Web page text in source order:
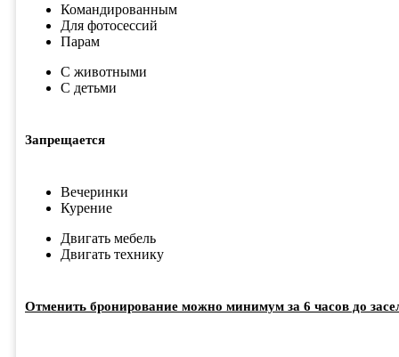
Командированным
Для фотосессий
Парам
С животными
С детьми
Запрещается
Вечеринки
Курение
Двигать мебель
Двигать технику
Отменить бронирование можно минимум за 6 часов до